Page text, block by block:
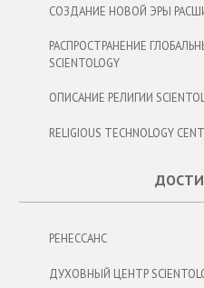
СОЗДАНИЕ НОВОЙ ЭРЫ
РАСПРОСТРАНЕНИЕ
SCIENTOLOGY
ОПИСАНИЕ РЕЛИГИИ
RELIGIOUS TECHNOLOGY
РЕНЕССАНС
ДУХОВНЫЙ ЦЕНТР